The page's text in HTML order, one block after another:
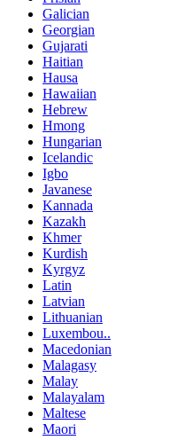
Galician
Georgian
Gujarati
Haitian
Hausa
Hawaiian
Hebrew
Hmong
Hungarian
Icelandic
Igbo
Javanese
Kannada
Kazakh
Khmer
Kurdish
Kyrgyz
Latin
Latvian
Lithuanian
Luxembou..
Macedonian
Malagasy
Malay
Malayalam
Maltese
Maori